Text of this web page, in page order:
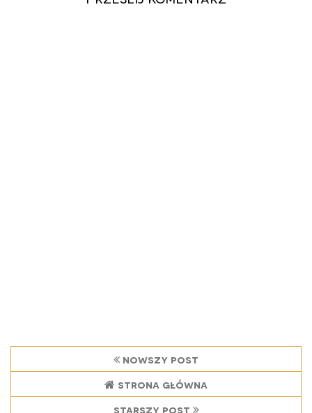
nowszy post
strona główna
starszy post